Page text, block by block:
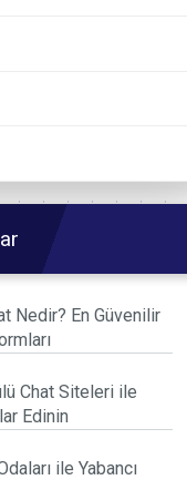
Nedir? En Güvenilir
Chat Siteleri ile
Edinin
ile Yabancı